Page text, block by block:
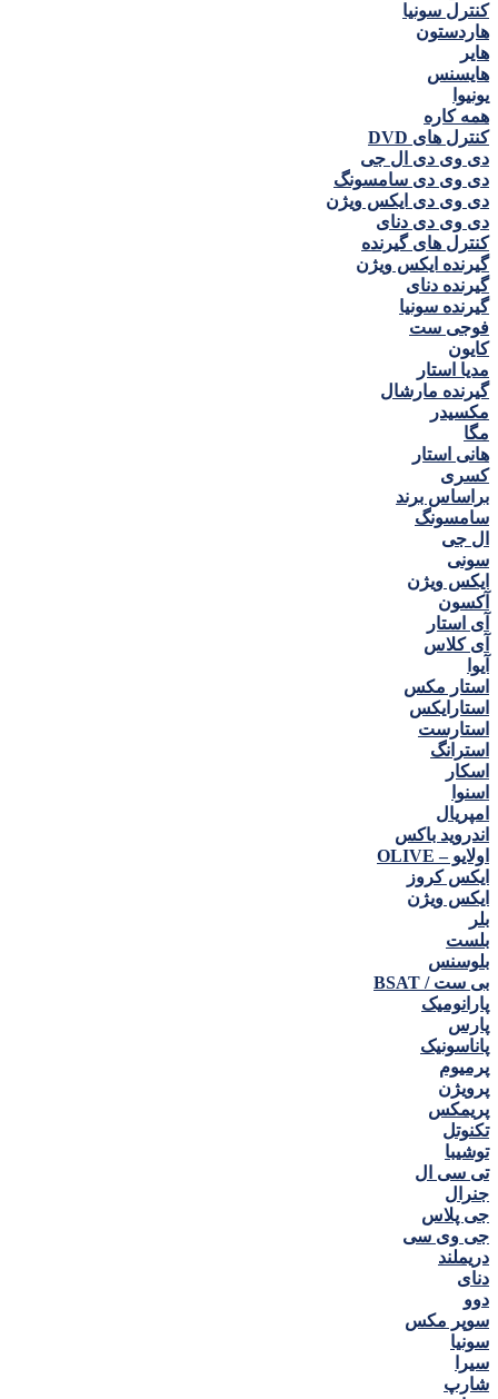
کنترل سونيا
هاردستون
هاير
هايسنس
يونيوا
همه كاره
کنترل های DVD
دی وی دی ال جی
دی وی دی سامسونگ
دی وی دی ايكس ويژن
دی وی دی دنای
کنترل های گیرنده
گیرنده ايكس ويژن
گیرنده دنای
گیرنده سونیا
فوجی ست
كايون
مديا استار
گیرنده مارشال
مكسيدر
مگا
هانی استار
كسری
براساس برند
سامسونگ
ال جی
سونی
ایکس ویژن
آکسون
آی استار
آی کلاس
آیوا
استار مکس
استارایکس
استارست
استرانگ
اسکار
اسنوا
امپریال
اندروید باکس
اولایو – OLIVE
ایکس کروز
ایکس ویژن
بلر
بلست
بلوسنس
بی ست / BSAT
پارانومیک
پارس
پاناسونیک
پرمیوم
پرویژن
پریمکس
تکنوتل
توشیبا
تی سی ال
جنرال
جی پلاس
جی وی سی
دریملند
دنای
دوو
سوپر مکس
سونیا
سیرا
شارپ